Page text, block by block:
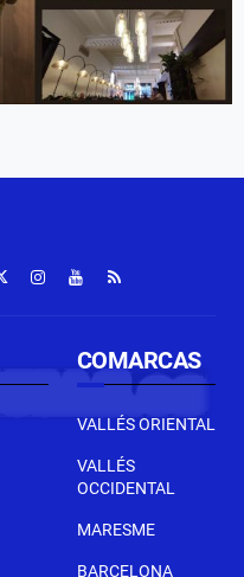
COMARCAS
VALLÉS ORIENTAL
VALLÉS
OCCIDENTAL
MARESME
BARCELONA